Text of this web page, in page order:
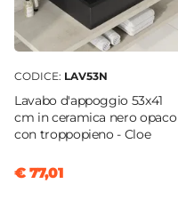
Ø 5 cm
Attacchi
Finitura
Cromata
Lunghezza Canna
Materiale
CODICE: LAV53N
Lavabo d'appoggio 53x41
cm in ceramica nero opaco
con troppopieno - Cloe
€ 77,01